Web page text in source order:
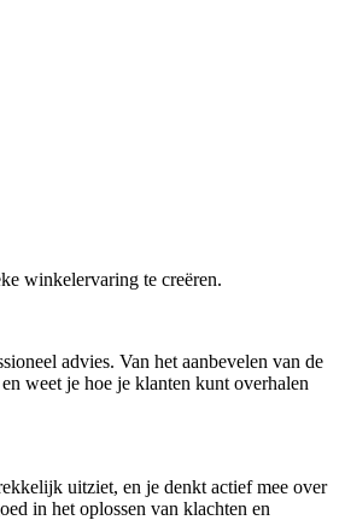
winkelervaring te creëren.
advies. Van het aanbevelen van de
weet je hoe je klanten kunt overhalen
uitziet, en je denkt actief mee over
in het oplossen van klachten en